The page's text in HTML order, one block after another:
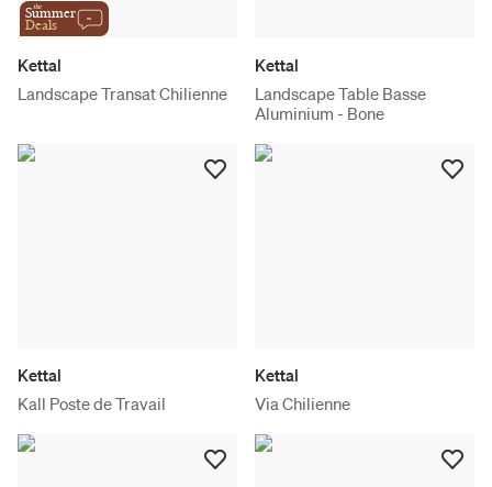
the
Summer
Deals
Kettal
Landscape Transat Chilienne
Kettal
Landscape Table Basse
Aluminium - Bone
Kettal
Kall Poste de Travail
Kettal
Via Chilienne